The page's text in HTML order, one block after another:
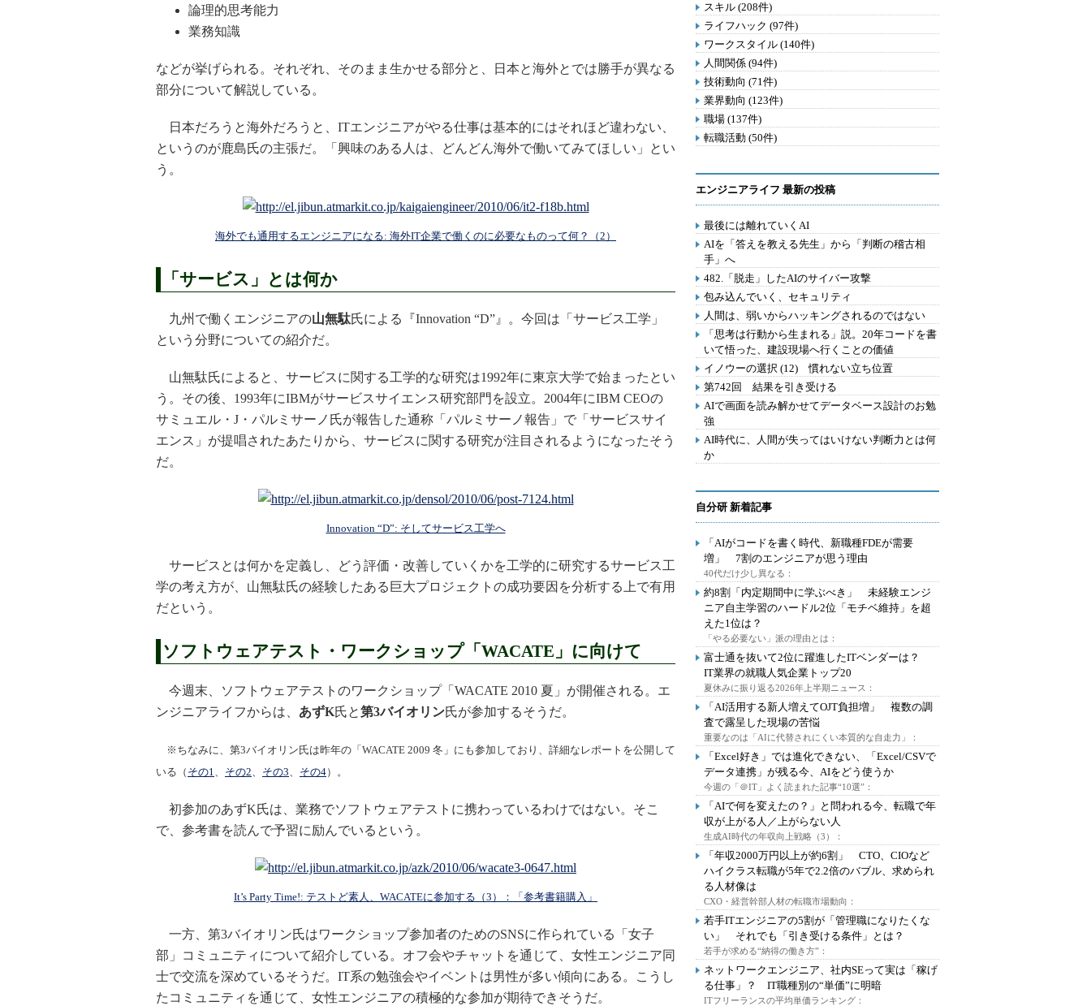
論理的思考能力
業務知識
などが挙げられる。それぞれ、そのまま生かせる部分と、日本と海外とでは勝手が異なる
部分について解説している。
日本だろうと海外だろうと、ITエンジニアがやる仕事は基本的にはそれほど違わない、
というのが鹿島氏の主張だ。「興味のある人は、どんどん海外で働いてみてほしい」とい
う。
海外でも通用するエンジニアになる: 海外IT企業で働くのに必要なものって何？（2）
「サービス」とは何か
九州で働くエンジニアの山無駄氏による『Innovation “D”』。今回は「サービス工学」
という分野についての紹介だ。
山無駄氏によると、サービスに関する工学的な研究は1992年に東京大学で始まったとい
う。その後、1993年にIBMがサービスサイエンス研究部門を設立。2004年にIBM CEOの
サミュエル・J・パルミサーノ氏が報告した通称「パルミサーノ報告」で「サービスサイ
エンス」が提唱されたあたりから、サービスに関する研究が注目されるようになったそう
だ。
Innovation “D”: そしてサービス工学へ
サービスとは何かを定義し、どう評価・改善していくかを工学的に研究するサービス工
学の考え方が、山無駄氏の経験したある巨大プロジェクトの成功要因を分析する上で有用
だという。
ソフトウェアテスト・ワークショップ「WACATE」に向けて
今週末、ソフトウェアテストのワークショップ「WACATE 2010 夏」が開催される。エ
ンジニアライフからは、 あずK氏と第3バイオリン氏が参加するそうだ。
※ちなみに、第3バイオリン氏は昨年の「WACATE 2009 冬」にも参加しており、詳細なレポートを公開して
いる（ その1、 その2、 その3、 その4）。
初参加のあずK氏は、業務でソフトウェアテストに携わっているわけではない。そこ
で、参考書を読んで予習に励んでいるという。
It’s Party Time!: テストど素人、WACATEに参加する（3）：「参考書籍購入」
一方、第3バイオリン氏はワークショップ参加者のためのSNSに作られている「女子
部」コミュニティについて紹介している。オフ会やチャットを通じて、女性エンジニア同
士で交流を深めているそうだ。IT系の勉強会やイベントは男性が多い傾向にある。こうし
たコミュニティを通じて、女性エンジニアの積極的な参加が期待できそうだ。
スキル (208件)
ライフハック (97件)
ワークスタイル (140件)
人間関係 (94件)
技術動向 (71件)
業界動向 (123件)
職場 (137件)
転職活動 (50件)
エンジニアライフ 最新の投稿
最後には離れていくAI
AIを「答えを教える先生」から「判断の稽古相
手」へ
482.「脱走」したAIのサイバー攻撃
包み込んでいく、セキュリティ
人間は、弱いからハッキングされるのではない
「思考は行動から生まれる」説。20年コードを書
いて悟った、建設現場へ行くことの価値
イノウーの選択 (12) 慣れない立ち位置
第742回 結果を引き受ける
AIで画面を読み解かせてデータベース設計のお勉
強
AI時代に、人間が失ってはいけない判断力とは何
か
自分研 新着記事
「AIがコードを書く時代、新職種FDEが需要
増」 7割のエンジニアが思う理由
40代だけ少し異なる：
約8割「内定期間中に学ぶべき」 未経験エンジ
ニア自主学習のハードル2位「モチベ維持」を超
えた1位は？
「やる必要ない」派の理由とは：
富士通を抜いて2位に躍進したITベンダーは？
IT業界の就職人気企業トップ20
夏休みに振り返る2026年上半期ニュース：
「AI活用する新人増えてOJT負担増」 複数の調
査で露呈した現場の苦悩
重要なのは「AIに代替されにくい本質的な自走力」：
「Excel好き」では進化できない、「Excel/CSVで
データ連携」が残る今、AIをどう使うか
今週の「＠IT」よく読まれた記事“10選”：
「AIで何を変えたの？」と問われる今、転職で年
収が上がる人／上がらない人
生成AI時代の年収向上戦略（3）：
「年収2000万円以上が約6割」 CTO、CIOなど
ハイクラス転職が5年で2.2倍のバブル、求められ
る人材像は
CXO・経営幹部人材の転職市場動向：
若手ITエンジニアの5割が「管理職になりたくな
い」 それでも「引き受ける条件」とは？
若手が求める“納得の働き方”：
ネットワークエンジニア、社内SEって実は「稼げ
る仕事」？ IT職種別の“単価”に明暗
ITフリーランスの平均単価ランキング：